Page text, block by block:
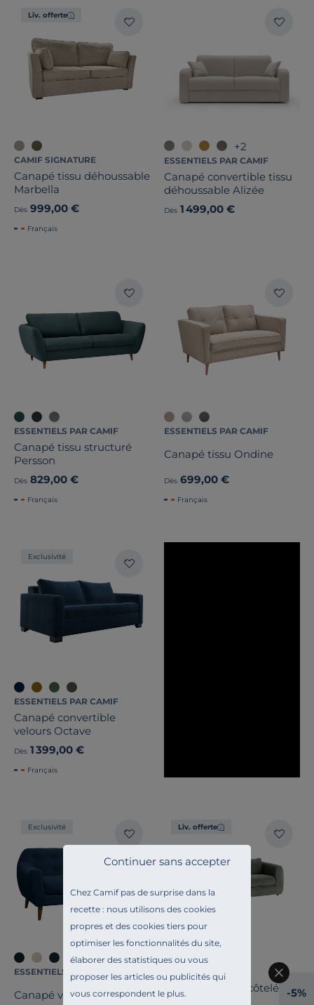
Chez Camif pas de surprise dans la
recette : nous utilisons des cookies
propres et des cookies tiers pour
optimiser les fonctionnalités du site,
élaborer des statistiques ou vous
proposer les articles ou publicités qui
vous correspondent le plus.
Continuer sans accepter
Liv. offerte
CAMIF SIGNATURE
Canapé tissu déhoussable
Marbella
Dès 999,00 €
Français
+2
ESSENTIELS PAR CAMIF
Canapé convertible tissu
déhoussable Alizée
Dès 1 499,00 €
ESSENTIELS PAR CAMIF
Canapé tissu structuré
Persson
Dès 829,00 €
Français
ESSENTIELS PAR CAMIF
Canapé tissu Ondine
Dès 699,00 €
Français
Exclusivité
ESSENTIELS PAR CAMIF
Canapé convertible
velours Octave
Dès 1 399,00 €
Français
Exclusivité
ESSENTIELS PAR CAMIF
Canapé velours Paimpol
Liv. offerte
CAMIF SIGNATURE
Canapé velours côtelé
Olivia
-5%